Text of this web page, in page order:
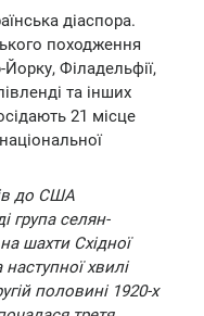
діаспора.
походження
Філадельфії,
та інших
21 місце
до США
група селян-
шахти Східної
хвилі
половині 1920-х